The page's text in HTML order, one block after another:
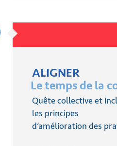
ALIGNER
Le temps de la
Quête collective et
les principes
d’amélioration des